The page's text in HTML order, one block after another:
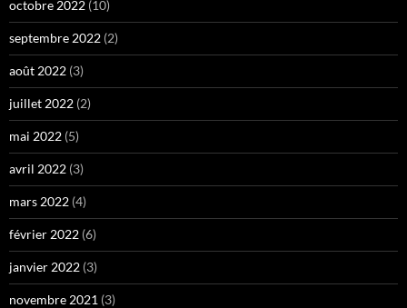
octobre 2022 (10)
septembre 2022 (2)
août 2022 (3)
juillet 2022 (2)
mai 2022 (5)
avril 2022 (3)
mars 2022 (4)
février 2022 (6)
janvier 2022 (3)
novembre 2021 (3)